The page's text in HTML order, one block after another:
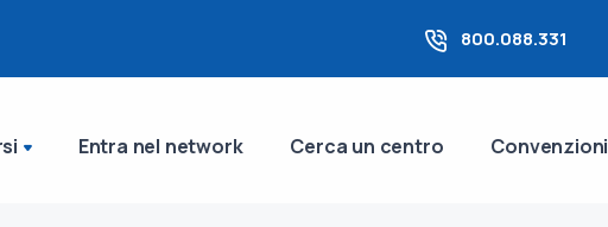
800.088.331
Entra nel network Cerca un centro Convenzioni